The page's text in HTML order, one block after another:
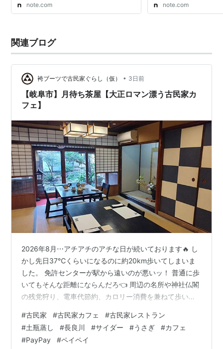
note.com note.com
関連ブログ
袴ブーツで古民家ぐらし（仮） • 3日前
【岐阜市】月待ち茶屋【大正ロマン漂う古民家カ
フェ】
2026年8月⋯アチアチのアチな日が続いております🔥 し
かし先日37℃くらいになるのに約20km歩いてしまいま
した。 免許センターが駅から遠いのが悪いッ！ 普通に歩
いてもそんな距離にならんだろ👈️ 周辺の名所や神社仏閣
の残党狩り、電車代節約、カロリー消費を兼ねて歩いて
い8月ですが 岐阜県岐阜市 × PayPay自治体キャッシュレ
スキャンペーンも始まってますのでね。 おもひで日記を
たくさん書かないと(謎の使命感) その店のアクセスは駐
#古民家 #古民家カフェ #古民家レストラン
#土瓶蒸し #長良川 #サイダー #うさぎ #カフェ
#PayPay #ペイペイ